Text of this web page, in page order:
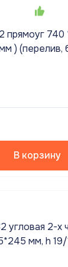
В корзину